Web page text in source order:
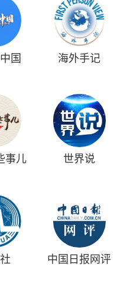
国 海外手记
事儿 世界说
中国日报网评